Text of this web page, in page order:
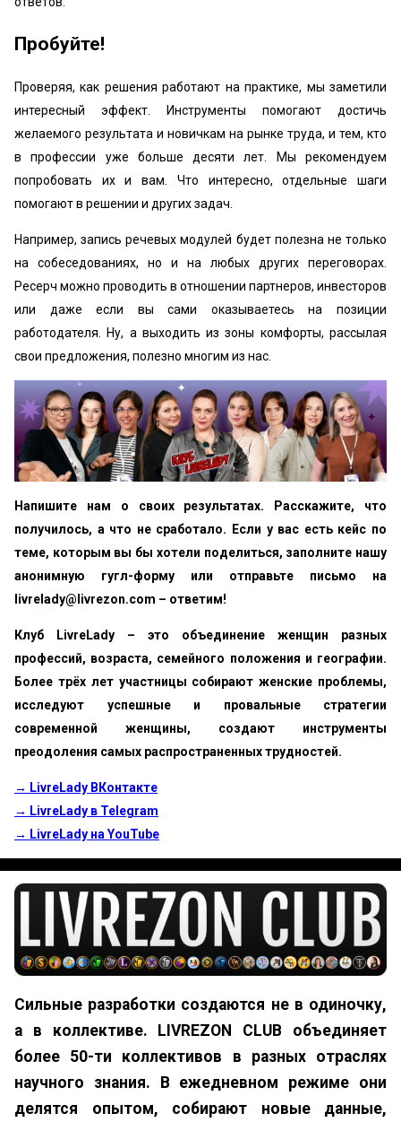
Пробуйте!
Проверяя, как решения работают на практике, мы заметили
интересный эффект. Инструменты помогают достичь
желаемого результата и новичкам на рынке труда, и тем, кто
в профессии уже больше десяти лет. Мы рекомендуем
попробовать их и вам. Что интересно, отдельные шаги
помогают в решении и других задач.
Например, запись речевых модулей будет полезна не только
на собеседованиях, но и на любых других переговорах.
Ресерч можно проводить в отношении партнеров, инвесторов
или даже если вы сами оказываетесь на позиции
работодателя. Ну, а выходить из зоны комфорты, рассылая
свои предложения, полезно многим из нас.
Напишите нам о своих результатах. Расскажите, что
получилось, а что не сработало. Если у вас есть кейс по
теме, которым вы бы хотели поделиться, заполните нашу
анонимную гугл-форму или отправьте письмо на
livrelady@livrezon.com – ответим!
Клуб LivreLady – это объединение женщин разных
профессий, возраста, семейного положения и географии.
Более трёх лет участницы собирают женские проблемы,
исследуют успешные и провальные стратегии
современной женщины, создают инструменты
преодоления самых распространенных трудностей.
→ LivreLady ВКонтакте
→ LivreLady в Telegram
→ LivreLady на YouTube
Сильные разработки создаются не в одиночку,
а в коллективе. LIVREZON CLUB объединяет
более 50-ти коллективов в разных отраслях
научного знания. В ежедневном режиме они
делятся опытом, собирают новые данные,